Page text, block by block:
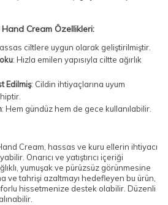
Cream Özellikleri:
ciltlere uygun olarak geliştirilmiştir.
: Hızla emilen yapısıyla ciltte ağırlık
Edilmiş: Cildin ihtiyaçlarına uyum
: Hem gündüz hem de gece kullanılabilir.
Cream, hassas ve kuru ellerin ihtiyacı
Onarıcı ve yatıştırıcı içeriği
yumuşak ve pürüzsüz görünmesine
ve tahrişi azaltmayı hedefleyen bu ürün,
hissetmenize destek olabilir. Düzenli